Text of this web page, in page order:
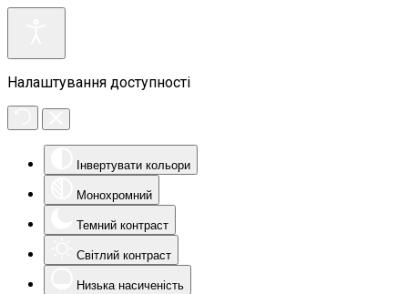
Налаштування доступності
Інвертувати кольори
Монохромний
Темний контраст
Світлий контраст
Низька насиченість